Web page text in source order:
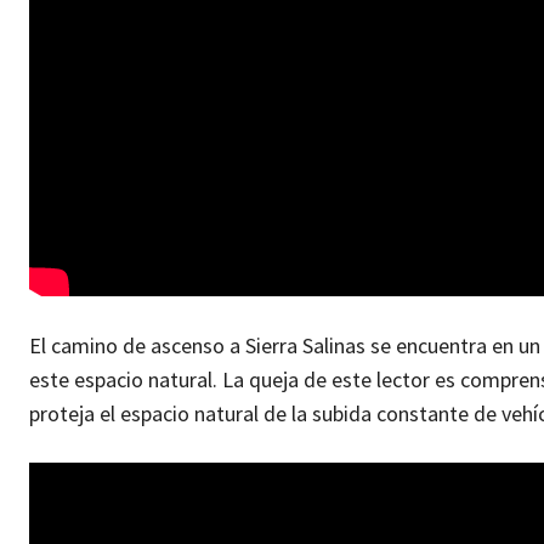
El camino de ascenso a Sierra Salinas se encuentra en
este espacio natural. La queja de este lector es
proteja el espacio natural de la subida constante de